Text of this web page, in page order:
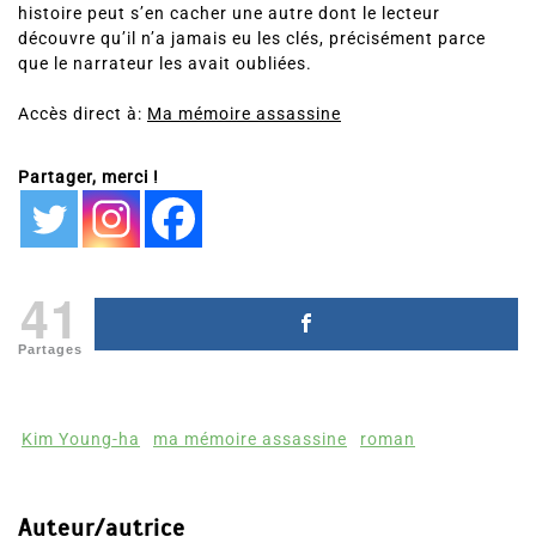
histoire peut s’en cacher une autre dont le lecteur
découvre qu’il n’a jamais eu les clés, précisément parce
que le narrateur les avait oubliées.
Accès direct à: Ma mémoire assassine
Partager, merci !
41
Partages
Kim Young-ha ma mémoire assassine roman
Auteur/autrice